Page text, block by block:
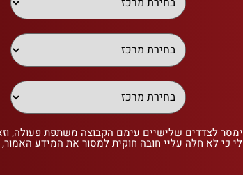
לצדדים שלישיים עימם הקבוצה משתפת פעולה,
כי לא חלה עליי חובה חוקית למסור את המידע האמור,